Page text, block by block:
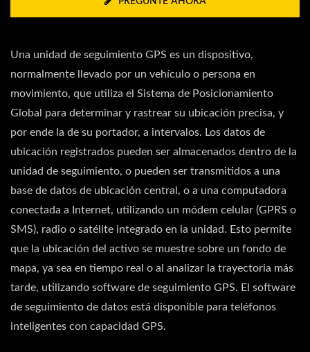
Una unidad de seguimiento GPS es un dispositivo,
normalmente llevado por un vehículo o persona en
movimiento, que utiliza el Sistema de Posicionamiento
Global para determinar y rastrear su ubicación precisa, y
por ende la de su portador, a intervalos. Los datos de
ubicación registrados pueden ser almacenados dentro de la
unidad de seguimiento, o pueden ser transmitidos a una
base de datos de ubicación central, o a una computadora
conectada a Internet, utilizando un módem celular (GPRS o
SMS), radio o satélite integrado en la unidad. Esto permite
que la ubicación del activo se muestre sobre un fondo de
mapa, ya sea en tiempo real o al analizar la trayectoria más
tarde, utilizando software de seguimiento GPS. El software
de seguimiento de datos está disponible para teléfonos
inteligentes con capacidad GPS.